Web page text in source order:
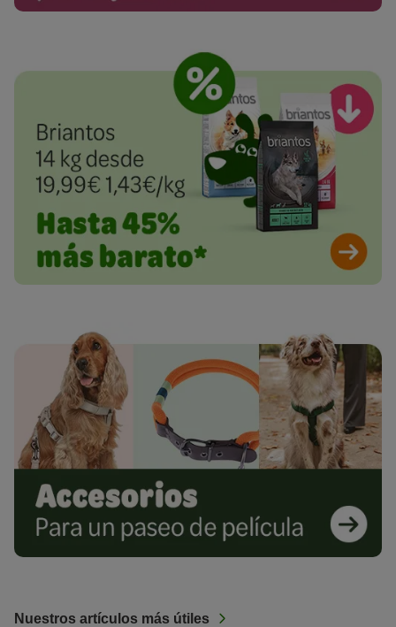
Nuestros artículos más útiles